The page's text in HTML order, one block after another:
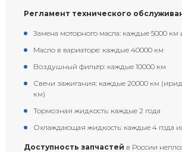
Регламент технического
Замена моторного масла: каждые 5000 км
Масло в вариаторе: каждые 40000 км
Воздушный фильтр: каждые 10000 км
Свечи зажигания: каждые 20000 км
км)
Тормозная жидкость: каждые 2 года
Охлаждающая жидкость: каждые 4 года
Доступность запчастей в России